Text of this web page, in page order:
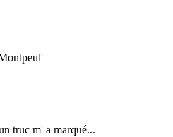
truc m' a marqué...